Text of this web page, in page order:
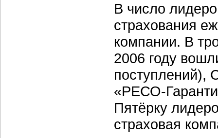
В число
страхования
компании. В
2006 году
поступлений),
«РЕСО-
Пятёрку
страховая